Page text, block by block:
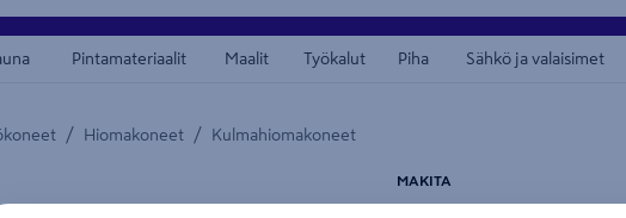
Pintamateriaalit Maalit Työkalut Piha Sähkö ja valaisimet
/ Hiomakoneet / Kulmahiomakoneet
-maamerkistä MAKITA